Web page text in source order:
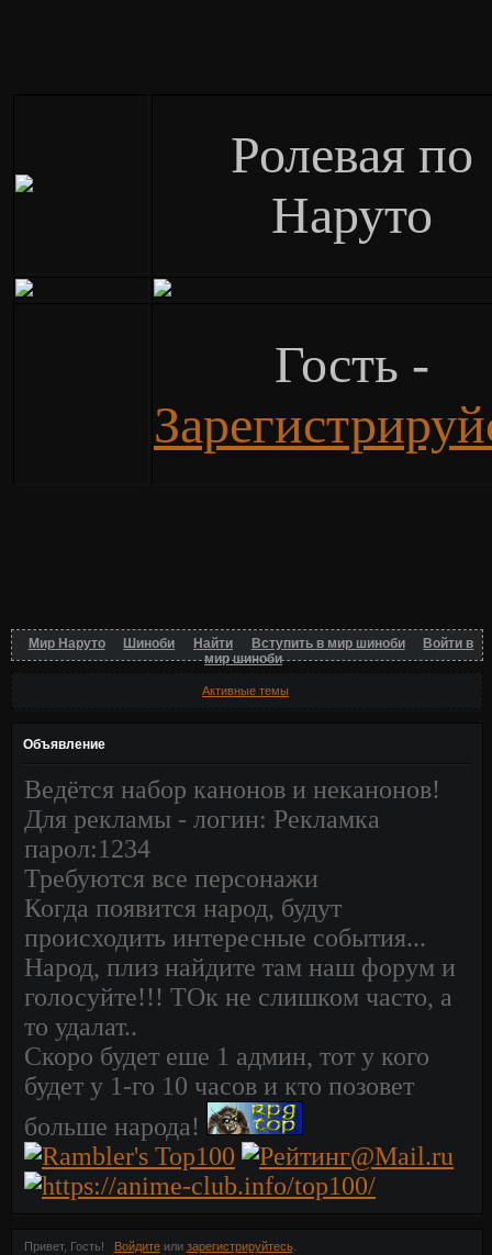
Ролевая по
Наруто
Гость -
Мир Наруто Шиноби Найти Вступить в мир шиноби
Войти в
мир шиноби
Активные темы
Объявление
Ведётся набор канонов и неканонов!
Для рекламы - логин: Рекламка
парол:1234
Требуются все персонажи
Когда появится народ, будут
происходить интересные события...
Народ, плиз найдите там наш форум и
голосуйте!!! ТОк не слишком часто, а
то удалат..
Скоро будет еше 1 админ, тот у кого
будет у 1-го 10 часов и кто позовет
больше народа!
Привет, Гость! Войдитеили зарегистрируйтесь.